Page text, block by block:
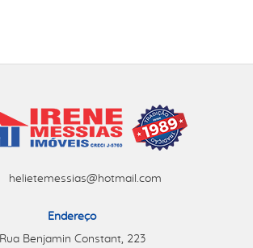
helietemessias@hotmail.com
Endereço
Rua Benjamin Constant, 223